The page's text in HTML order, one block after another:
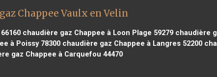
Chappee Vaulx en Velin
chaudière gaz Chappee à Loon Plage 59279chaudière
à Poissy 78300 chaudière gaz Chappee à Langres 52200
gaz Chappee à Carquefou 44470